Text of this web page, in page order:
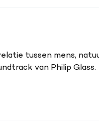
tussen mens,
van Philip Glass.